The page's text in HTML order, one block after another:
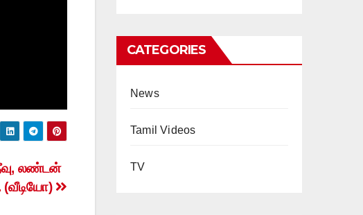
லண்டன்
(வீடியோ)
CATEGORIES
News
Tamil Videos
TV